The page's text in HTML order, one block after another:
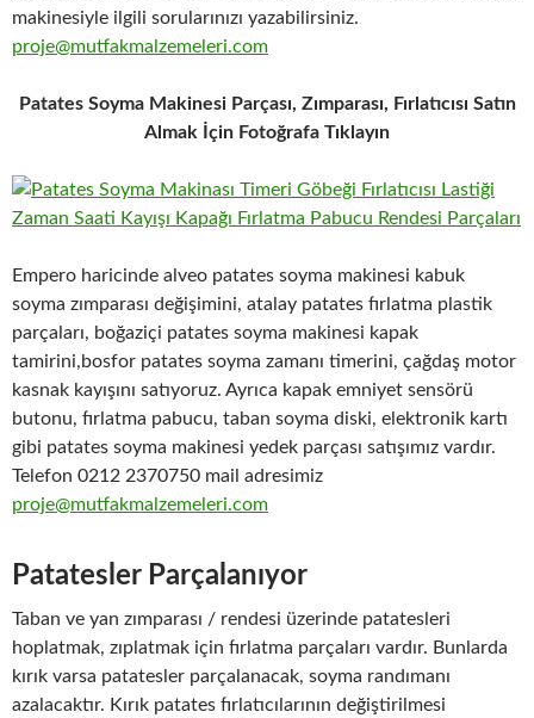
makinesiyle ilgili sorularınızı yazabilirsiniz.
proje@mutfakmalzemeleri.com
Patates Soyma Makinesi Parçası, Zımparası, Fırlatıcısı Satın
Almak İçin Fotoğrafa Tıklayın
Empero haricinde alveo patates soyma makinesi kabuk
soyma zımparası değişimini, atalay patates fırlatma plastik
parçaları, boğaziçi patates soyma makinesi kapak
tamirini,bosfor patates soyma zamanı timerini, çağdaş motor
kasnak kayışını satıyoruz. Ayrıca kapak emniyet sensörü
butonu, fırlatma pabucu, taban soyma diski, elektronik kartı
gibi patates soyma makinesi yedek parçası satışımız vardır.
Telefon 0212 2370750 mail adresimiz
proje@mutfakmalzemeleri.com
Patatesler Parçalanıyor
Taban ve yan zımparası / rendesi üzerinde patatesleri
hoplatmak, zıplatmak için fırlatma parçaları vardır. Bunlarda
kırık varsa patatesler parçalanacak, soyma randımanı
azalacaktır. Kırık patates fırlatıcılarının değiştirilmesi